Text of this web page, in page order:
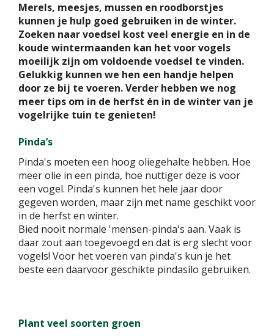
Merels, meesjes, mussen en roodborstjes
kunnen je hulp goed gebruiken in de winter.
Zoeken naar voedsel kost veel energie en in de
koude wintermaanden kan het voor vogels
moeilijk zijn om voldoende voedsel te vinden.
Gelukkig kunnen we hen een handje helpen
door ze bij te voeren. Verder hebben we nog
meer tips om in de herfst én in de winter van je
vogelrijke tuin te genieten!
Pinda’s
Pinda's moeten een hoog oliegehalte hebben. Hoe
meer olie in een pinda, hoe nuttiger deze is voor
een vogel. Pinda's kunnen het hele jaar door
gegeven worden, maar zijn met name geschikt voor
in de herfst en winter.
Bied nooit normale 'mensen-pinda's aan. Vaak is
daar zout aan toegevoegd en dat is erg slecht voor
vogels! Voor het voeren van pinda's kun je het
beste een daarvoor geschikte pindasilo gebruiken.
Plant veel soorten groen